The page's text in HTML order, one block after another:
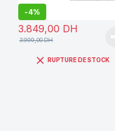
-4%
3.849,00 DH
3.999,00DH
RUPTURE DE STOCK